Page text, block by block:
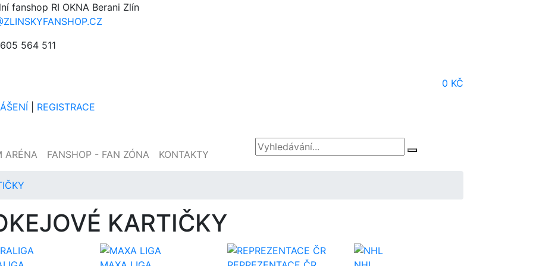
fanshop RI OKNA Berani Zlín
564 511
0 KČ
REGISTRACE
ARÉNA FANSHOP - FAN ZÓNA KONTAKTY
KARTIČKY